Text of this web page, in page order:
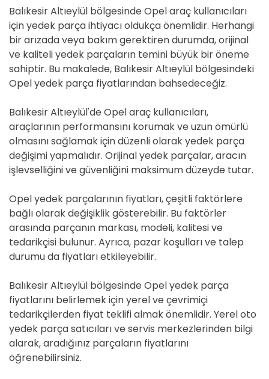
Balıkesir Altıeylül bölgesinde Opel araç kullanıcıları
için yedek parça ihtiyacı oldukça önemlidir. Herhangi
bir arızada veya bakım gerektiren durumda, orijinal
ve kaliteli yedek parçaların temini büyük bir öneme
sahiptir. Bu makalede, Balıkesir Altıeylül bölgesindeki
Opel yedek parça fiyatlarından bahsedeceğiz.
Balıkesir Altıeylül'de Opel araç kullanıcıları,
araçlarının performansını korumak ve uzun ömürlü
olmasını sağlamak için düzenli olarak yedek parça
değişimi yapmalıdır. Orijinal yedek parçalar, aracın
işlevselliğini ve güvenliğini maksimum düzeyde tutar.
Opel yedek parçalarının fiyatları, çeşitli faktörlere
bağlı olarak değişiklik gösterebilir. Bu faktörler
arasında parçanın markası, modeli, kalitesi ve
tedarikçisi bulunur. Ayrıca, pazar koşulları ve talep
durumu da fiyatları etkileyebilir.
Balıkesir Altıeylül bölgesinde Opel yedek parça
fiyatlarını belirlemek için yerel ve çevrimiçi
tedarikçilerden fiyat teklifi almak önemlidir. Yerel oto
yedek parça satıcıları ve servis merkezlerinden bilgi
alarak, aradığınız parçaların fiyatlarını
öğrenebilirsiniz.